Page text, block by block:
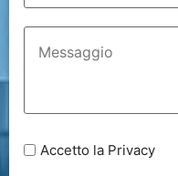
Accetto la Privacy